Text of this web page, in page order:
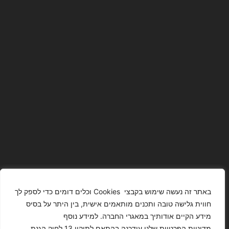
באתר זה נעשה שימוש בקבצי Cookies וכלים דומים כדי לספק לך
חווית גלישה טובה ותכנים מותאמים אישית, בין היתר על בסיס
מידע הקיים אודותיך במאגרי החברה. למידע נוסף